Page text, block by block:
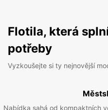
Flotila, která
potřeby
Vyzkoušejte si ty nejnovější
Nabídka sahá od kompaktních